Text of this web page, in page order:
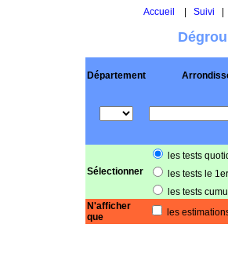
Accueil Suivi
Département
Sélectionner
les tests
les tests le
les tests
N'afficher
que
les